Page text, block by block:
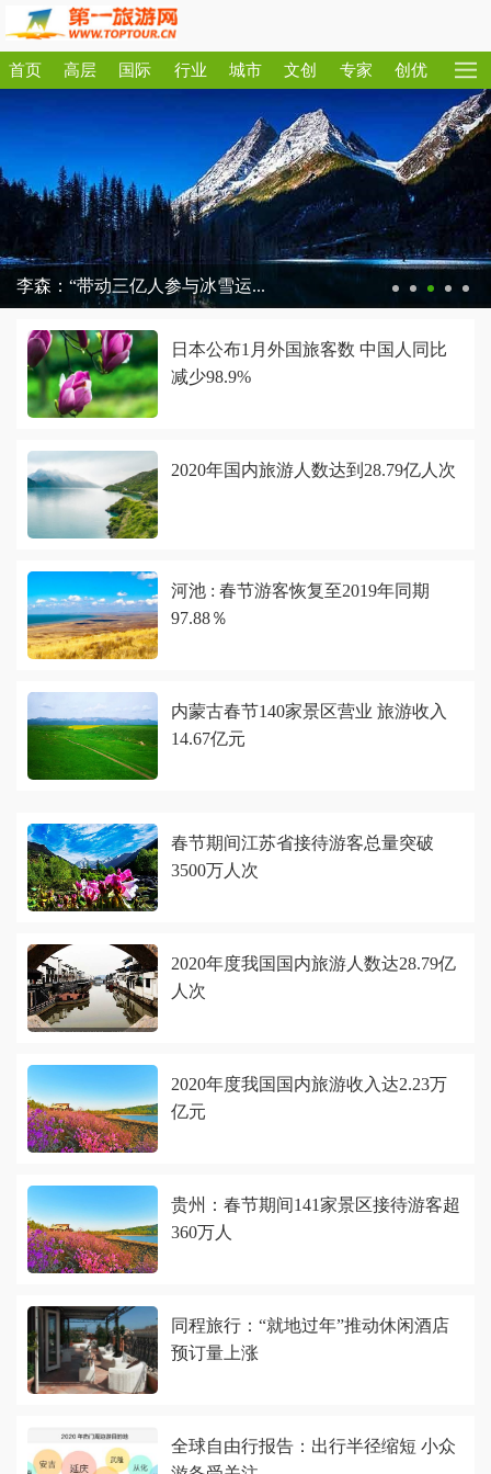
首页 高层 国际 行业 城市 文创 专家 创优
李森：“带动三亿人参与冰雪运...
日本公布1月外国旅客数 中国人同比
减少98.9%
2020年国内旅游人数达到28.79亿人次
河池 : 春节游客恢复至2019年同期
97.88％
内蒙古春节140家景区营业 旅游收入
14.67亿元
春节期间江苏省接待游客总量突破
3500万人次
2020年度我国国内旅游人数达28.79亿
人次
2020年度我国国内旅游收入达2.23万
亿元
贵州：春节期间141家景区接待游客超
360万人
同程旅行：“就地过年”推动休闲酒店
预订量上涨
全球自由行报告：出行半径缩短 小众